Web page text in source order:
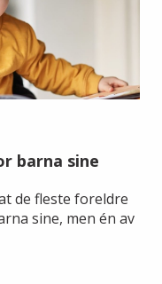
barna sine
de fleste foreldre
sine, men én av